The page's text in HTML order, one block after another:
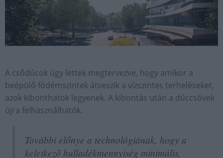
A csődúcok úgy lettek megtervezve, hogy amikor a
beépülő födémszintek átveszik a vízszintes terheléseket,
azok kibonthatok legyenek. A kibontás után a dúccsövek
újra felhasználhatók.
További előnye a technológiának, hogy a
keletkező hulladékmennyiség minimális,